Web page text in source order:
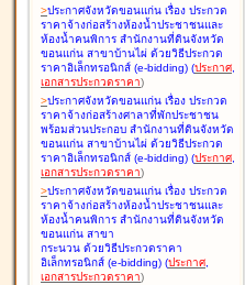
>ประกาศจังหวัดขอนแก่น เรื่อง ประกวด
ราคาจ้างก่อสร้างห้องน้ำประชาชนและ
ห้องน้ำคนพิการ สำนักงานที่ดินจังหวัด
ขอนแก่น สาขาบ้านไผ่ ด้วยวิธีประกวด
ราคาอิเล็กทรอนิกส์ (e-bidding) (ประกาศ,
เอกสารประกวดราคา)
>ประกาศจังหวัดขอนแก่น เรื่อง ประกวด
ราคาจ้างก่อสร้างศาลาที่พักประชาชน
พร้อมส่วนประกอบ สำนักงานที่ดินจังหวัด
ขอนแก่น สาขาบ้านไผ่ ด้วยวิธีประกวด
ราคาอิเล็กทรอนิกส์ (e-bidding) (ประกาศ,
เอกสารประกวดราคา)
>ประกาศจังหวัดขอนแก่น เรื่อง ประกวด
ราคาจ้างก่อสร้างห้องน้ำประชาชนและ
ห้องน้ำคนพิการ สำนักงานที่ดินจังหวัด
ขอนแก่น สาขา
กระนวน ด้วยวิธีประกวดราคา
อิเล็กทรอนิกส์ (e-bidding) (ประกาศ,
เอกสารประกวดราคา)